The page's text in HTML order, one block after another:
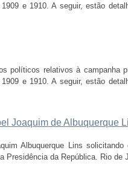
e 1910. A seguir, estão
políticos relativos à campanha
e 1910. A seguir, estão
Joaquim de Albuquerque
Albuquerque Lins
Presidência da República. Rio de